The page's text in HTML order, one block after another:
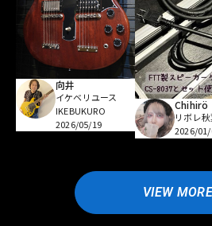
向井
イケベリユース
IKEBUKURO
2026/05/19
Chihirö
リボレ
2026/
VIEW MORE